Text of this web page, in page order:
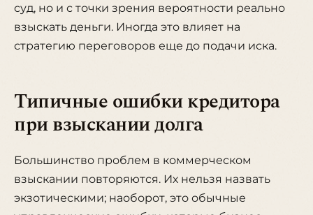
суд, но и с точки зрения вероятности реально
взыскать деньги. Иногда это влияет на
стратегию переговоров еще до подачи иска.
Типичные ошибки кредитора
при взыскании долга
Большинство проблем в коммерческом
взыскании повторяются. Их нельзя назвать
экзотическими; наоборот, это обычные